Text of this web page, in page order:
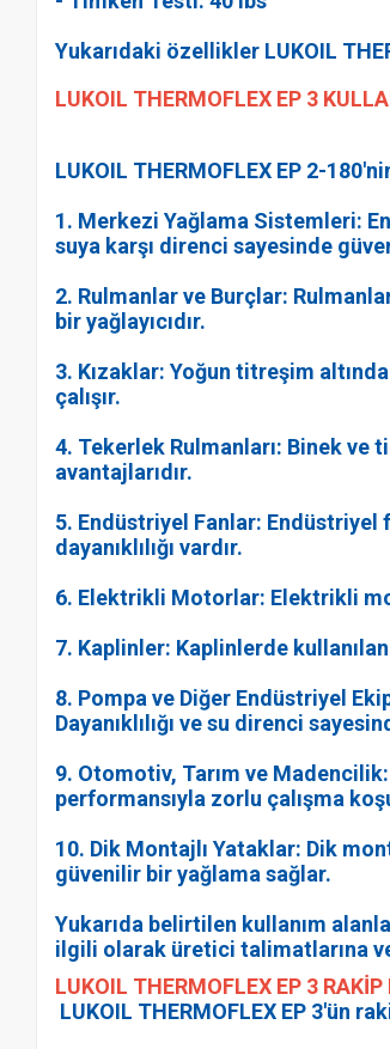
Yukarıdaki özellikler LUKOIL
LUKOIL THERMOFLEX ЕР 3
LUKOIL THERMOFLEX ЕР 2-
1. Merkezi Yağlama Sistemleri:
suya karşı direnci sayesinde
2. Rulmanlar ve Burçlar:
bir yağlayıcıdır.
3. Kızaklar: Yoğun titreşim
çalışır.
4. Tekerlek Rulmanları: Binek ve
avantajlarıdır.
5. Endüstriyel Fanlar: Endüstriyel
dayanıklılığı vardır.
6. Elektrikli Motorlar: Elektrikli
7. Kaplinler: Kaplinlerde
8. Pompa ve Diğer Endüstriyel
Dayanıklılığı ve su direnci
9. Otomotiv, Tarım ve
performansıyla zorlu çalışma
10. Dik Montajlı Yataklar: Dik
güvenilir bir yağlama sağlar.
Yukarıda belirtilen kullanım
ilgili olarak üretici talimatlarına
LUKOIL THERMOFLEX ЕР 3
LUKOIL THERMOFLEX ЕР 3'ün